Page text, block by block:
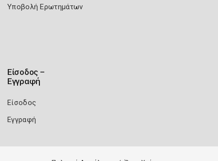
Υποβολή Ερωτημάτων
Είσοδος –
Εγγραφή
Είσοδος
Εγγραφή